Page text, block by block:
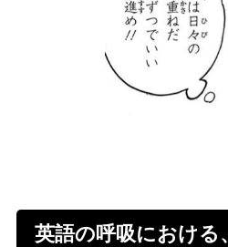
英語の呼吸における